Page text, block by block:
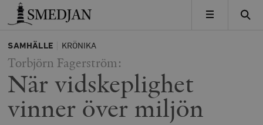
Timbro
MENY
SAMHÄLLE KRÖNIKA
Torbjörn Fagerström:
När vidskeplighet
vinner över miljön